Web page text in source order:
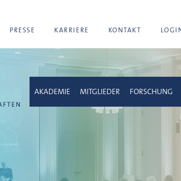
PRESSE KARRIERE KONTAKT
AKADEMIE MITGLIEDER FORSCHUNG